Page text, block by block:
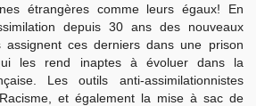
étrangères comme leurs égaux! En
depuis 30 ans des nouveaux
assignent ces derniers dans une prison
les rend inaptes à évoluer dans la
Les outils anti-assimilationnistes
et également la mise à sac de